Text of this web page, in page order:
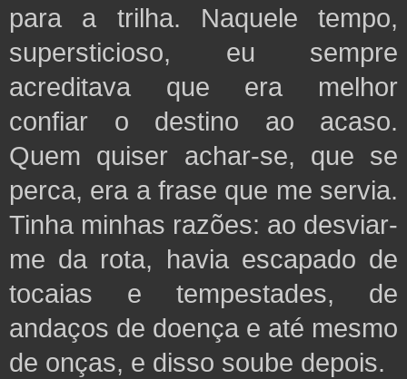
para a trilha. Naquele tempo,
supersticioso, eu sempre
acreditava que era melhor
confiar o destino ao acaso.
Quem quiser achar-se, que se
perca, era a frase que me servia.
Tinha minhas razões: ao desviar-
me da rota, havia escapado de
tocaias e tempestades, de
andaços de doença e até mesmo
de onças, e disso soube depois.